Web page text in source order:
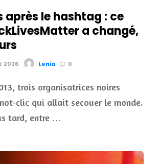
après le hashtag : ce
a changé,
2026 Lenia 0
trois organisatrices noires
clic qui allait secouer le monde.
tard, entre …